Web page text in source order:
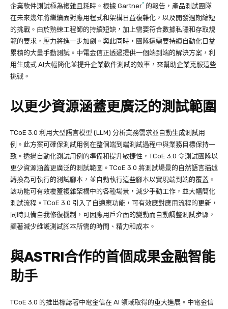
企業軟件測試極為複雜且耗時。根據 Gartner* 的報告，產品測試團隊
在未來幾年將繼續面對應用程式和架構日益複雜化，以及開發週期縮短
的挑戰。由於熟練工程師的持續短缺，加上需要符合數據私隱和存取規
範的要求，壓力將進一步加劇。與此同時，團隊還需要持續自動化日益
累積的大量手動測試。中電金信正透過提供一個端到端的解決方案，利
用生成式 AI大幅簡化並提升企業軟件測試的效率，來幫助企業克服這些
挑戰。
以更少資源涵蓋更廣泛的測試範圍
TCoE 3.0 利用大型語言模型 (LLM) 分析業務需求並自動生成測試用
例。此方案可確保測試用例在整個端到端測試過程中與業務目標保持一
致。透過自動化測試用例的準備和提升敏捷性，TCoE 3.0 令測試團隊以
更少資源涵蓋更廣泛的測試範圍。TCoE 3.0 將測試場景的自然語言描述
轉換為可執行的測試腳本，並自動執行這些腳本以實現端到端的覆蓋。
該功能可有效覆蓋複雜架構中的各種場景，減少手動工作，並大幅簡化
測試流程。TCoE 3.0 引入了自適應功能，可有效應對應用流程的更新，
同時具備自我修復機制，可因應用戶介面的變動而自動調整測試步驟，
顯著減少維護測試腳本所需的時間、精力和成本。
與ASTRI合作的首個成果金融智能
助手
TCoE 3.0 的推出標誌著中電金信在 AI 領域取得的重大進展。中電金信